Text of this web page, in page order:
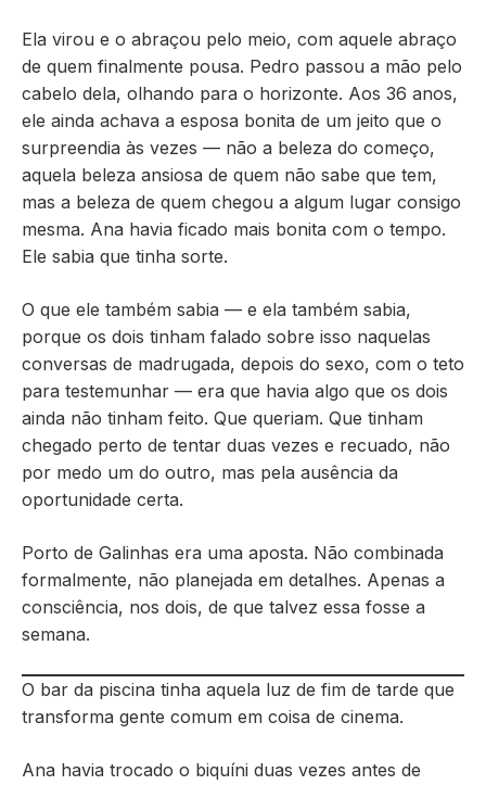
Ela virou e o abraçou pelo meio, com aquele abraço
de quem finalmente pousa. Pedro passou a mão pelo
cabelo dela, olhando para o horizonte. Aos 36 anos,
ele ainda achava a esposa bonita de um jeito que o
surpreendia às vezes — não a beleza do começo,
aquela beleza ansiosa de quem não sabe que tem,
mas a beleza de quem chegou a algum lugar consigo
mesma. Ana havia ficado mais bonita com o tempo.
Ele sabia que tinha sorte.
O que ele também sabia — e ela também sabia,
porque os dois tinham falado sobre isso naquelas
conversas de madrugada, depois do sexo, com o teto
para testemunhar — era que havia algo que os dois
ainda não tinham feito. Que queriam. Que tinham
chegado perto de tentar duas vezes e recuado, não
por medo um do outro, mas pela ausência da
oportunidade certa.
Porto de Galinhas era uma aposta. Não combinada
formalmente, não planejada em detalhes. Apenas a
consciência, nos dois, de que talvez essa fosse a
semana.
O bar da piscina tinha aquela luz de fim de tarde que
transforma gente comum em coisa de cinema.
Ana havia trocado o biquíni duas vezes antes de